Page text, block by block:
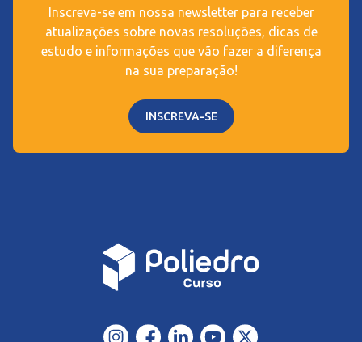
Inscreva-se em nossa newsletter para receber
atualizações sobre novas resoluções, dicas de
estudo e informações que vão fazer a diferença
na sua preparação!
INSCREVA-SE